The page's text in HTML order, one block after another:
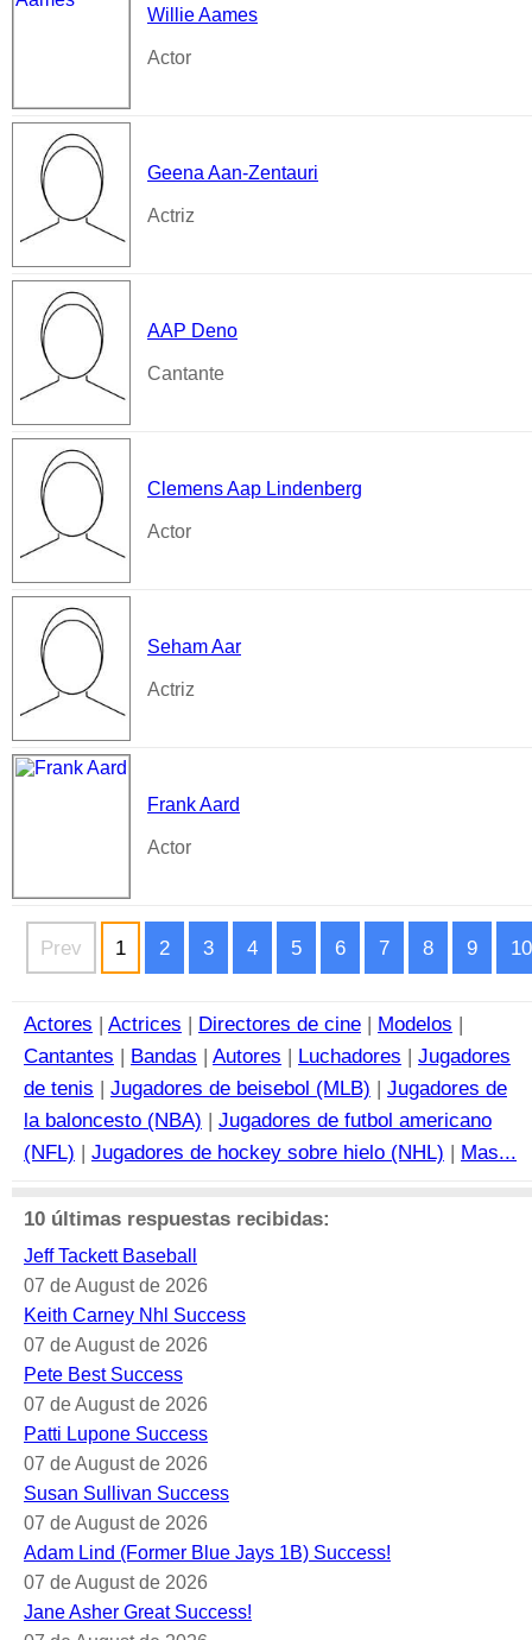
Willie Aames
Actor
Geena Aan-Zentauri
Actriz
AAP Deno
Cantante
Clemens Aap Lindenberg
Actor
Seham Aar
Actriz
Frank Aard
Actor
Prev 1 2 3 4 5 6 7 8 9 10
Actores | Actrices | Directores de cine | Modelos |
Cantantes | Bandas | Autores | Luchadores | Jugadores
de tenis | Jugadores de beisebol (MLB) | Jugadores de
la baloncesto (NBA) | Jugadores de futbol americano
(NFL) | Jugadores de hockey sobre hielo (NHL) | Mas...
10 últimas respuestas recibidas:
Jeff Tackett Baseball
07 de August de 2026
Keith Carney Nhl Success
07 de August de 2026
Pete Best Success
07 de August de 2026
Patti Lupone Success
07 de August de 2026
Susan Sullivan Success
07 de August de 2026
Adam Lind (Former Blue Jays 1B) Success!
07 de August de 2026
Jane Asher Great Success!